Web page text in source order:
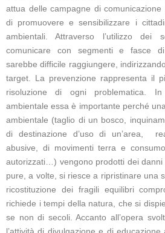
attua delle campagne di
di promuovere e sensibilizzare i
ambientali. Attraverso l’utilizzo dei
comunicare con segmenti e fasce
sarebbe difficile raggiungere,
target. La prevenzione rappresenta il
risoluzione di ogni problematica.
ambientale essa è importante perché
ambientale (taglio di un bosco,
di destinazione d’uso di un’area,
abusive, di movimenti terra e
autorizzati…) vengono prodotti dei
pure, a volte, si riesce a ripristinare una
ricostituzione dei fragili equilibri
richiede i tempi della natura, che si
se non di secoli. Accanto all’opera